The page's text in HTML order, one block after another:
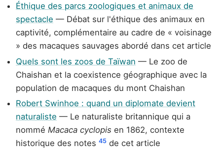
Éthique des parcs zoologiques et animaux de
spectacle — Débat sur l'éthique des animaux en
captivité, complémentaire au cadre de « voisinage
» des macaques sauvages abordé dans cet article
Quels sont les zoos de Taïwan — Le zoo de
Chaishan et la coexistence géographique avec la
population de macaques du mont Chaishan
Robert Swinhoe : quand un diplomate devient
naturaliste — Le naturaliste britannique qui a
nommé Macaca cyclopis en 1862, contexte
historique des notes 45 de cet article